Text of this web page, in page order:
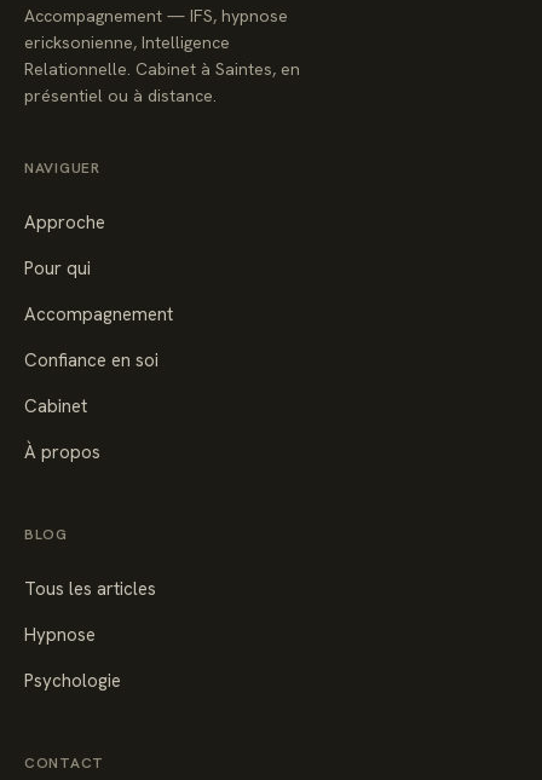
Accompagnement — IFS, hypnose
ericksonienne, Intelligence
Relationnelle. Cabinet à Saintes, en
présentiel ou à distance.
NAVIGUER
Approche
Pour qui
Accompagnement
Confiance en soi
Cabinet
À propos
BLOG
Tous les articles
Hypnose
Psychologie
CONTACT